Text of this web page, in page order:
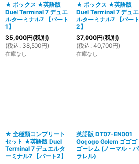
★ ボックス ★英語版
Duel Terminal 7 デュエ
ルターミナル7 【パート
1】
35,000円(税別)
(税込 : 38,500円)
在庫なし
★ ボックス ★英語版
Duel Terminal 7 デュエ
ルターミナル7 【パート
2】
37,000円(税別)
(税込 : 40,700円)
在庫なし
★ 全種類コンプリート
セット ★英語版 Duel
Terminal 7 デュエルタ
ーミナル7 【パート2】
英語版 DT07-EN001
Gogogo Golem ゴゴゴ
ゴーレム (ノーマル・パ
ラレル)